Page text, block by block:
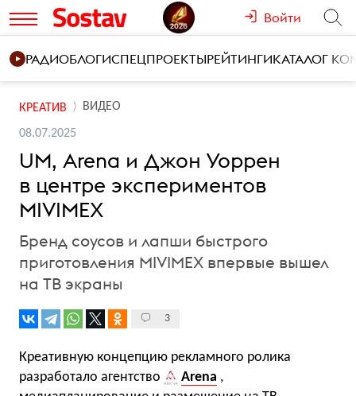
Войти
РАДИОБЛОГИСПЕЦПРОЕКТЫРЕЙТИНГИКАТАЛОГ
КРЕАТИВ ВИДЕО
08.07.2025
UM, Arena и Джон Уоррен
в центре экспериментов
MIVIMEX
Бренд соусов и лапши быстрого
приготовления MIVIMEX впервые вышел
на ТВ экраны
3
Креативную концепцию рекламного ролика
разработало агентство
Arena ,